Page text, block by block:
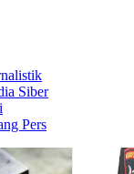
Siber
Pers